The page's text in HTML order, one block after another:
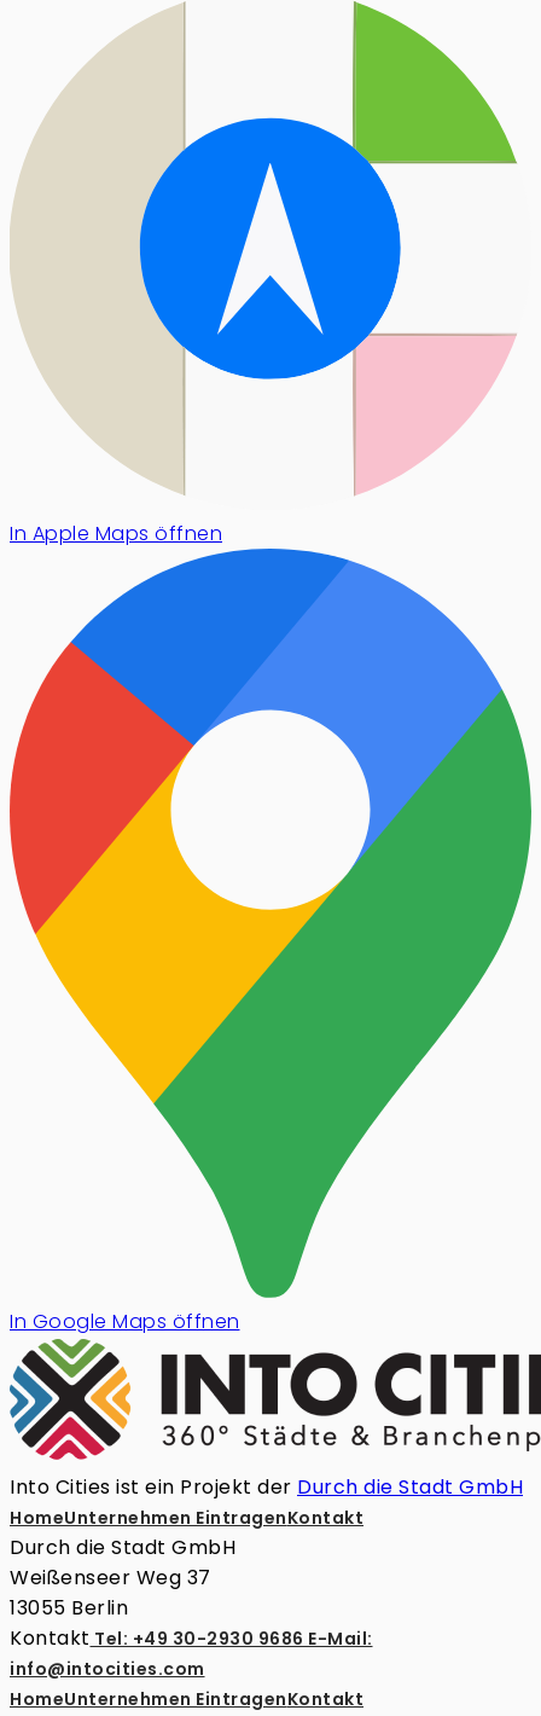
In Apple Maps öffnen
In Google Maps öffnen
Into Cities ist ein Projekt der Durch die Stadt GmbH
HomeUnternehmen EintragenKontakt
Durch die Stadt GmbH
Weißenseer Weg 37
13055 Berlin
Kontakt Tel: +49 30-2930 9686 E-Mail:
info@intocities.com
HomeUnternehmen EintragenKontakt